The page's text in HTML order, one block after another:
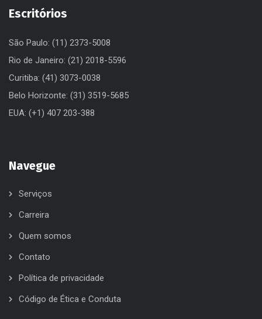
Escritórios
São Paulo: (11) 2373-5008
Rio de Janeiro: (21) 2018-5596
Curitiba: (41) 3073-0038
Belo Horizonte: (31) 3519-5685
EUA: (+1) 407 203-388
Navegue
Serviços
Carreira
Quem somos
Contato
Política de privacidade
Código de Ética e Conduta